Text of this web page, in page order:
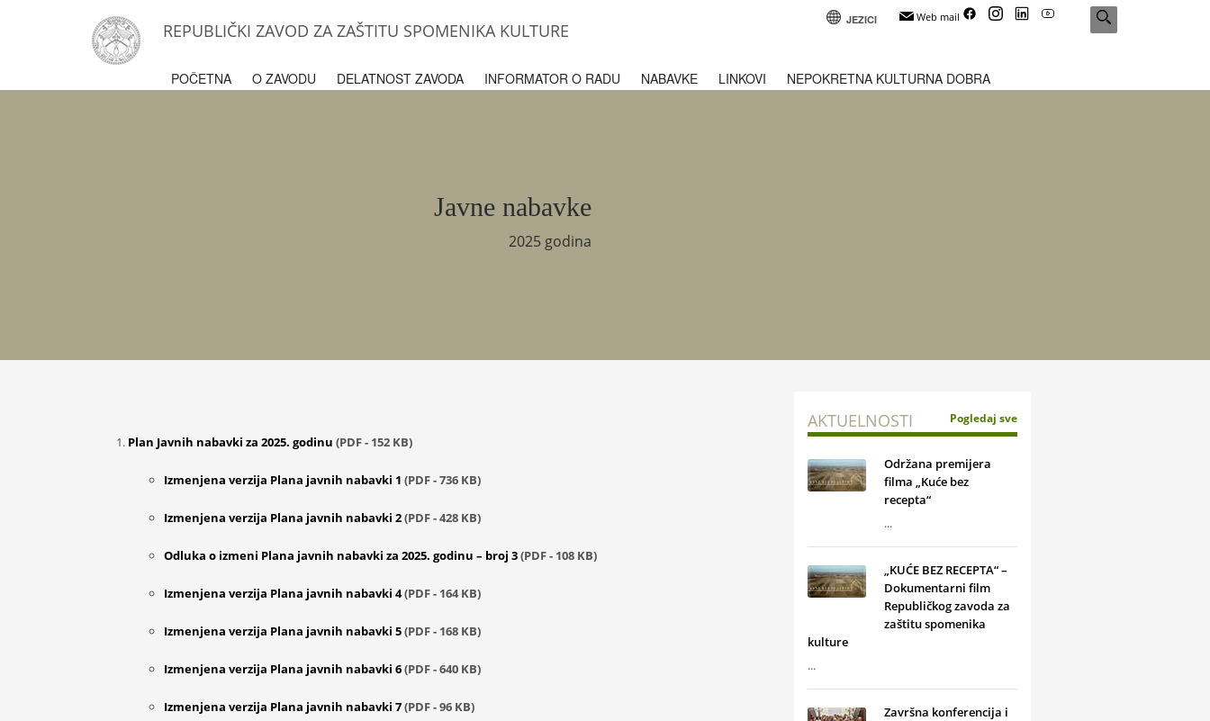
Web mail
JEZICI
REPUBLIČKI ZAVOD ZA ZAŠTITU SPOMENIKA KULTURE
POČETNA O ZAVODU DELATNOST ZAVODA INFORMATOR O RADU NABAVKE LINKOVI NEPOKRETNA KULTURNA DOBRA
Javne nabavke
2025 godina
Plan Javnih nabavki za 2025. godinu (PDF - 152 KB)
Izmenjena verzija Plana javnih nabavki 1 (PDF - 736 KB)
Izmenjena verzija Plana javnih nabavki 2(PDF - 428 KB)
Odluka o izmeni Plana javnih nabavki za 2025. godinu – broj 3(PDF - 108 KB)
Izmenjena verzija Plana javnih nabavki 4(PDF - 164 KB)
Izmenjena verzija Plana javnih nabavki 5(PDF - 168 KB)
Izmenjena verzija Plana javnih nabavki 6(PDF - 640 KB)
Izmenjena verzija Plana javnih nabavki 7(PDF - 96 KB)
AKTUELNOSTI Pogledaj sve
Održana premijera
filma „Kuće bez
recepta“
...
„KUĆE BEZ RECEPTA“ –
Dokumentarni film
Republičkog zavoda za
zaštitu spomenika
kulture
...
Završna konferencija i